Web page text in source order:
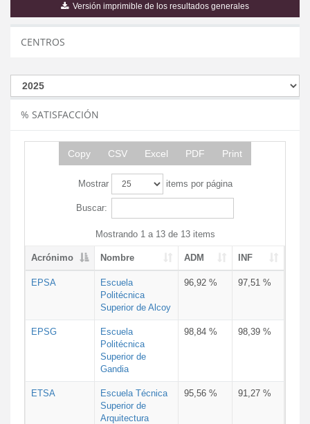
Versión imprimible de los resultados generales
CENTROS
% SATISFACCIÓN
Copy CSV Excel PDF Print
Mostrar items por página
Buscar:
Mostrando 1 a 13 de 13 items
Acrónimo Nombre ADM INF
EPSA
Escuela
Politécnica
Superior de Alcoy
96,92 % 97,51 %
EPSG
Escuela
Politécnica
Superior de
Gandia
98,84 % 98,39 %
ETSA
Escuela Técnica
Superior de
Arquitectura
95,56 % 91,27 %